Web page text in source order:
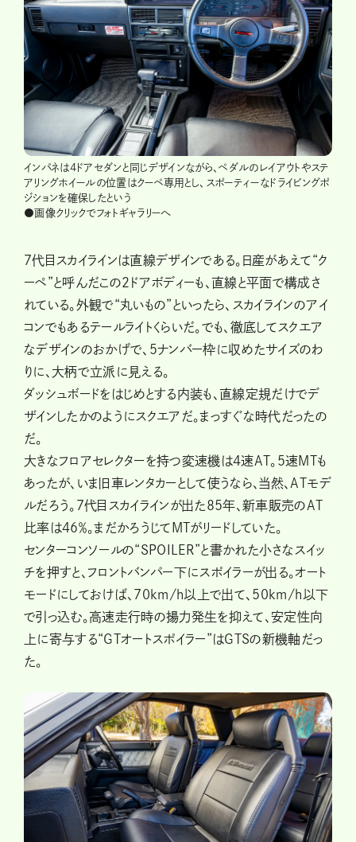
インパネは4ドアセダンと同じデザインながら、ペダルのレイアウトやステ
アリングホイールの位置はクーペ専用とし、スポーティーなドライビングポ
ジションを確保したという
●画像クリックでフォトギャラリーへ
７代目スカイラインは直線デザインである。日産があえて“ク
ーペ”と呼んだこの２ドアボディーも、直線と平面で構成さ
れている。外観で“丸いもの”といったら、スカイラインのアイ
コンでもあるテールライトくらいだ。でも、徹底してスクエア
なデザインのおかげで、５ナンバー枠に収めたサイズのわ
りに、大柄で立派に見える。
ダッシュボードをはじめとする内装も、直線定規だけでデ
ザインしたかのようにスクエアだ。まっすぐな時代だったの
だ。
大きなフロアセレクターを持つ変速機は４速AT。５速MTも
あったが、いま旧車レンタカーとして使うなら、当然、ATモデ
ルだろう。７代目スカイラインが出た85年、新車販売のAT
比率は46％。まだかろうじてMTがリードしていた。
センターコンソールの“SPOILER”と書かれた小さなスイッ
チを押すと、フロントバンパー下にスポイラーが出る。オート
モードにしておけば、70km/h以上で出て、50km/h以下
で引っ込む。高速走行時の揚力発生を抑えて、安定性向
上に寄与する“GTオートスポイラー”はGTSの新機軸だっ
た。